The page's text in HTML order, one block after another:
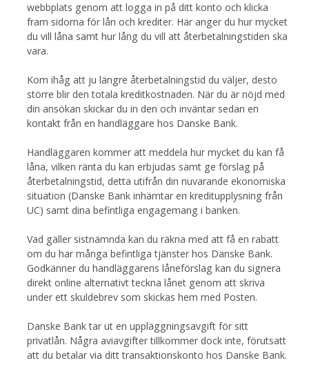
webbplats genom att logga in på ditt konto och klicka
fram sidorna för lån och krediter. Här anger du hur mycket
du vill låna samt hur lång du vill att återbetalningstiden ska
vara.
Kom ihåg att ju längre återbetalningstid du väljer, desto
större blir den totala kreditkostnaden. När du är nöjd med
din ansökan skickar du in den och inväntar sedan en
kontakt från en handläggare hos Danske Bank.
Handläggaren kommer att meddela hur mycket du kan få
låna, vilken ränta du kan erbjudas samt ge förslag på
återbetalningstid, detta utifrån din nuvarande ekonomiska
situation (Danske Bank inhämtar en kreditupplysning från
UC) samt dina befintliga engagemang i banken.
Vad gäller sistnämnda kan du räkna med att få en rabatt
om du har många befintliga tjänster hos Danske Bank.
Godkänner du handläggarens låneförslag kan du signera
direkt online alternativt teckna lånet genom att skriva
under ett skuldebrev som skickas hem med Posten.
Danske Bank tar ut en uppläggningsavgift för sitt
privatlån. Några aviavgifter tillkommer dock inte, förutsatt
att du betalar via ditt transaktionskonto hos Danske Bank.